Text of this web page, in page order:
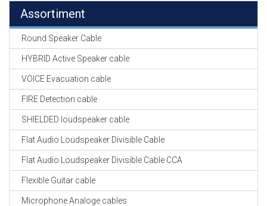
Assortiment
Round Speaker Cable
HYBRID Active Speaker cable
VOICE Evacuation cable
FIRE Detection cable
SHIELDED loudspeaker cable
Flat Audio Loudspeaker Divisible Cable
Flat Audio Loudspeaker Divisible Cable CCA
Flexible Guitar cable
Microphone Analoge cables